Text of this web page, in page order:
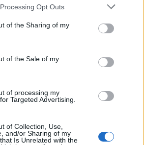
website/app uses one or more Google
or usage behaviour. You may click to
to Google and its third-party tags to
specified purposes in below Google
Opt Outs
of the Sharing of my
of the Sale of my
of processing my
Targeted Advertising.
of Collection, Use,
and/or Sharing of my
Is Unrelated with the